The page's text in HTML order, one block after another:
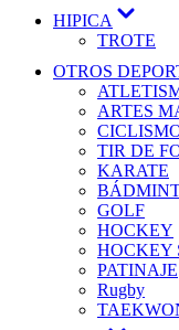
HIPICA
TROTE
OTROS
ARTES
TIR DE
KARATE
GOLF
HOCKEY
HOCKEY
PATINAJE
Rugby